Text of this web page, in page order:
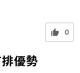
優勢
0